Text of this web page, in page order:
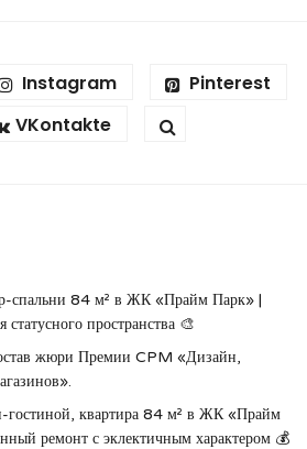
Instagram
Pinterest
VKontakte
спальни 84 м² в ЖК «Прайм Парк» |
пространства 🎨
жюри Премии CPM «Дизайн,
гостиной, квартира 84 м² в ЖК «Прайм
ремонт с эклектичным характером 💰